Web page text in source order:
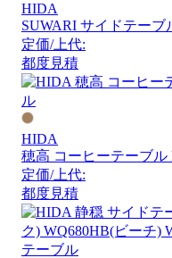
HIDA
SUWARI サイドテーブ
定価/上代:
都度見積
HIDA
穂高 コーヒーテーブル
定価/上代:
都度見積